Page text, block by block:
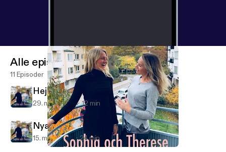
Alle episoder
11 Episoder
Hej så länge!
29. mars 2018 12 min
Nya tankar!
15. mars 2018 24 min